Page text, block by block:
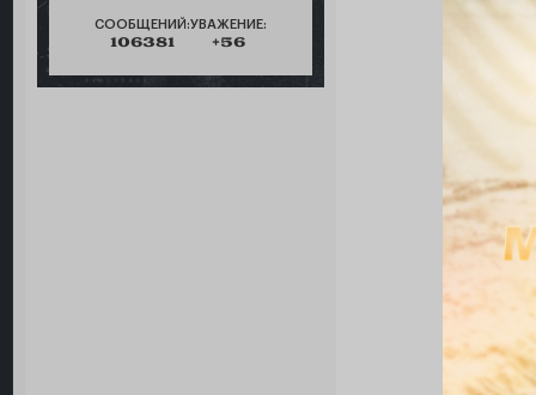
СООБЩЕНИЙ:
106381
УВАЖЕНИЕ:
+56